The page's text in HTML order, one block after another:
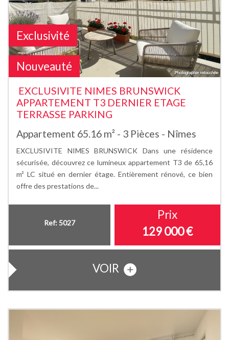
Exclusivité
Nouveauté
EXCLUSIVITE NIMES BRUNSWICK
APPARTEMENT T3 DERNIER ETAGE
TERRASSE PARKING
Appartement 65.16 m² - 3 Pièces - Nîmes
EXCLUSIVITE NIMES BRUNSWICK Dans une résidence
sécurisée, découvrez ce lumineux appartement T3 de 65,16
m² LC situé en dernier étage. Entièrement rénové, ce bien
offre des prestations de...
Ref: 5027
Prix
129 000€
VOIR